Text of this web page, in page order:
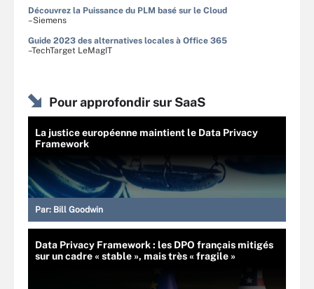
Découvrez la Puissance du PLM basé sur le Cloud
–Siemens
Guide 2023 des alternatives locales à Office 365
–TechTarget LeMagIT
Pour approfondir sur SaaS
La justice européenne maintient le Data Privacy
Framework
Par: Bill Goodwin
Data Privacy Framework : les DPO français mitigés
sur un cadre « stable », mais très « fragile »